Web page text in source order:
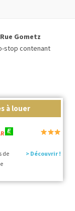
Rue Gometz
stop contenant
à louer
de
> Découvrir !